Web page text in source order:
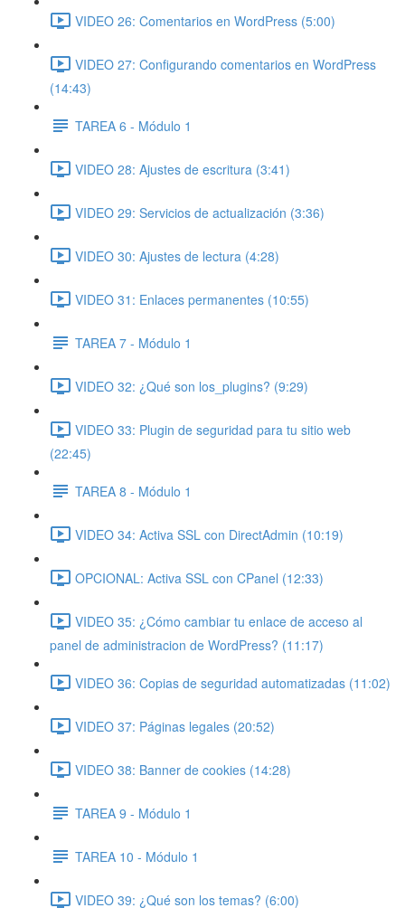
VIDEO 26: Comentarios en WordPress (5:00)
VIDEO 27: Configurando comentarios en WordPress
(14:43)
TAREA 6 - Módulo 1
VIDEO 28: Ajustes de escritura (3:41)
VIDEO 29: Servicios de actualización (3:36)
VIDEO 30: Ajustes de lectura (4:28)
VIDEO 31: Enlaces permanentes (10:55)
TAREA 7 - Módulo 1
VIDEO 32: ¿Qué son los_plugins? (9:29)
VIDEO 33: Plugin de seguridad para tu sitio web
(22:45)
TAREA 8 - Módulo 1
VIDEO 34: Activa SSL con DirectAdmin (10:19)
OPCIONAL: Activa SSL con CPanel (12:33)
VIDEO 35: ¿Cómo cambiar tu enlace de acceso al
panel de administracion de WordPress? (11:17)
VIDEO 36: Copias de seguridad automatizadas (11:02)
VIDEO 37: Páginas legales (20:52)
VIDEO 38: Banner de cookies (14:28)
TAREA 9 - Módulo 1
TAREA 10 - Módulo 1
VIDEO 39: ¿Qué son los temas? (6:00)